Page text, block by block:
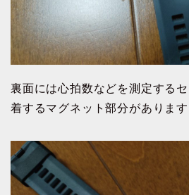
裏面には心拍数などを測定する
着するマグネット部分があります